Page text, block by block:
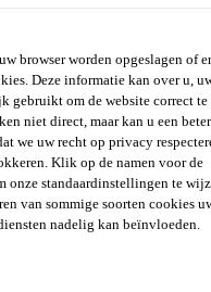
en
Beton
browser worden opgeslagen of
Deze informatie kan over u,
gebruikt om de website correct te
niet direct, maar kan u een
we uw recht op privacy
Klik op de namen voor de
onze standaardinstellingen te
van sommige soorten cookies
nadelig kan beïnvloeden.